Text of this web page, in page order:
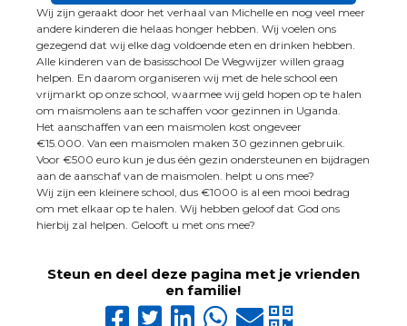
Wij zijn geraakt door het verhaal van Michelle en nog veel meer
andere kinderen die helaas honger hebben. Wij voelen ons
gezegend dat wij elke dag voldoende eten en drinken hebben.
Alle kinderen van de basisschool De Wegwijzer willen graag
helpen. En daarom organiseren wij met de hele school een
vrijmarkt op onze school, waarmee wij geld hopen op te halen
om maismolens aan te schaffen voor gezinnen in Uganda.
Het aanschaffen van een maismolen kost ongeveer
€15.000. Van een maismolen maken 30 gezinnen gebruik.
Voor €500 euro kun je dus één gezin ondersteunen en bijdragen
aan de aanschaf van de maismolen. helpt u ons mee?
Wij zijn een kleinere school, dus €1000 is al een mooi bedrag
om met elkaar op te halen. Wij hebben geloof dat God ons
hierbij zal helpen. Gelooft u met ons mee?
Steun en deel deze pagina met je vrienden
en familie!